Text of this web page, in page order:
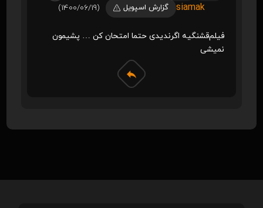
siamak
گزارش اسپویل (1400/06/19)
فیلم‌قشنگیه اگر‌ندیدی حتما امتحان کن … پشیمون
نمیشی